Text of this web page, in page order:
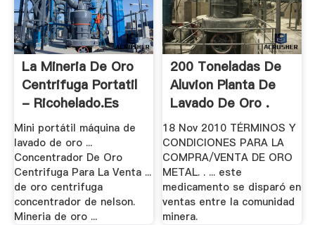
La Mineria De Oro
Centrifuga Portatil
- Ricohelado.es
Mini portátil máquina de
lavado de oro ...
Concentrador De Oro
Centrifuga Para La Venta ...
de oro centrifuga
concentrador de nelson.
Mineria de oro ...
200 Toneladas De
Aluvion Planta De
Lavado De Oro .
18 Nov 2010 TÉRMINOS Y
CONDICIONES PARA LA
COMPRA/VENTA DE ORO
METAL. . ... este
medicamento se disparó en
ventas entre la comunidad
minera.